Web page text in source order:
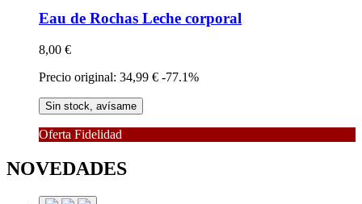
Eau de Rochas Leche corporal
8,00 €
Precio original: 34,99 € -77.1%
Sin stock, avísame
Oferta Fidelidad
NOVEDADES